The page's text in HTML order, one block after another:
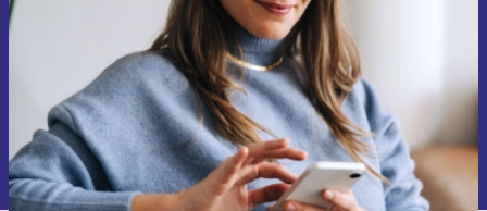
Gutschein anfordern
Informationen über die Verwendung personenbezogener Daten findest
du in unserer
Datenschutzerklärung.